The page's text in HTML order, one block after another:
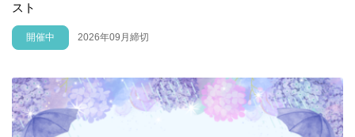
スト
開催中 2026年09月締切